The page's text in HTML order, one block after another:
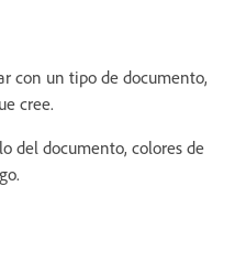
con un tipo de documento,
cree.
del documento, colores de